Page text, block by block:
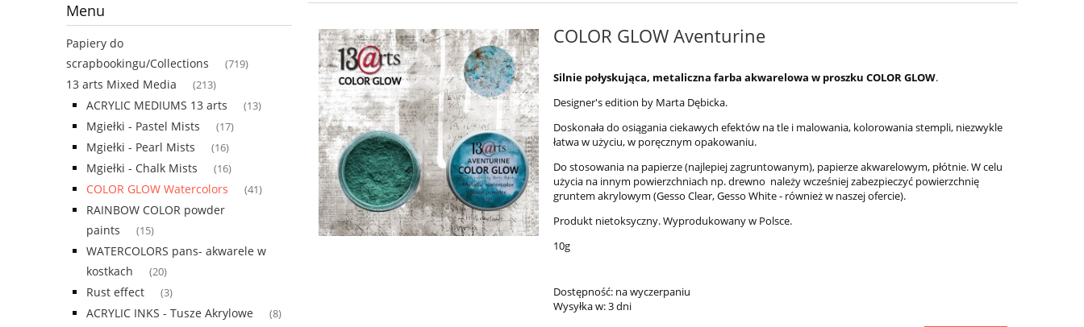
Menu
Papiery do
scrapbookingu/Collections
(719)
13 arts Mixed Media (213)
ACRYLIC MEDIUMS 13 arts (13)
Mgiełki - Pastel Mists (17)
Mgiełki - Pearl Mists (16)
Mgiełki - Chalk Mists (16)
COLOR GLOW Watercolors (41)
RAINBOW COLOR powder
paints
(15)
WATERCOLORS pans- akwarele w
kostkach
(20)
Rust effect (3)
ACRYLIC INKS - Tusze Akrylowe (8)
COLOR GLOW Aventurine
Silnie połyskująca, metaliczna farba akwarelowa w proszku COLOR GLOW.
Designer's edition by Marta Dębicka.
Doskonała do osiągania ciekawych efektów na tle i malowania, kolorowania stempli, niezwykle
łatwa w użyciu, w poręcznym opakowaniu.
Do stosowania na papierze (najlepiej zagruntowanym), papierze akwarelowym, płótnie. W celu
użycia na innym powierzchniach np. drewno należy wcześniej zabezpieczyć powierzchnię
gruntem akrylowym (Gesso Clear, Gesso White - również w naszej ofercie).
Produkt nietoksyczny. Wyprodukowany w Polsce.
10g
Dostępność: na wyczerpaniu
Wysyłka w:3 dni